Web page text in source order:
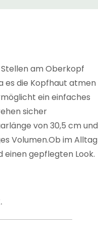
am Oberkopf
es die Kopfhaut atmen
ein einfaches
sicher
von 30,5 cm und
Volumen.Ob im Alltag
einen gepflegten Look.